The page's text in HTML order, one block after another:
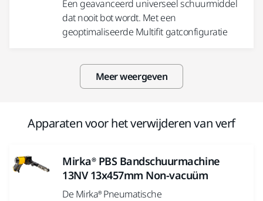
Een geavanceerd universeel schuurmiddel
dat nooit bot wordt. Met een
geoptimaliseerde Multifit gatconfiguratie
Meer weergeven
Apparaten voor het verwijderen van verf
Mirka® PBS Bandschuurmachine
13NV 13x457mm Non-vacuüm
De Mirka® Pneumatische